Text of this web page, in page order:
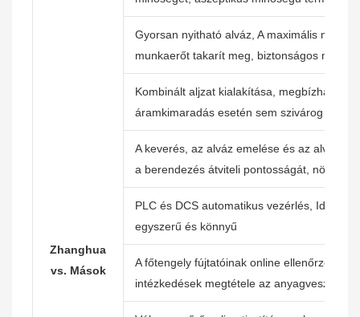
Zhanghua
vs. Mások
Gyorsan nyitható alváz, A maximális méret
munkaerőt takarít meg, biztonságos
Kombinált aljzat kialakítása, megbízhatóbb
áramkimaradás esetén sem szivárog
A keverés, az alváz emelése és az alváz
a berendezés átviteli pontosságát, növeli
PLC és DCS automatikus vezérlés, Időt és
egyszerű és könnyű
A főtengely fújtatóinak online ellenőrzése,
intézkedések megtétele az